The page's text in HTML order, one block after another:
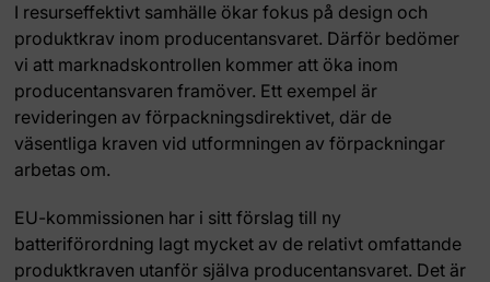
I resurseffektivt samhälle ökar fokus på design och
produktkrav inom producentansvaret. Därför bedömer
vi att marknadskontrollen kommer att öka inom
producentansvaren framöver. Ett exempel är
revideringen av förpackningsdirektivet, där de
väsentliga kraven vid utformningen av förpackningar
arbetas om.
EU-kommissionen har i sitt förslag till ny
batteriförordning lagt mycket av de relativt omfattande
produktkraven utanför själva producentansvaret. Det är